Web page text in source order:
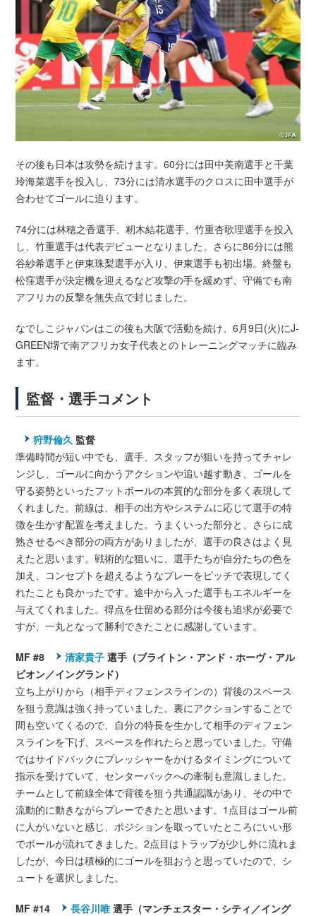
その後も日本は攻勢を続けます。60分には田中美南選手と千葉
玲海菜選手を投入し、73分には清水選手のクロスに田中選手が
合わせてゴールに迫ります。
74分には林穂之香選手、籾木結花選手、竹重杏歌理選手を投入
し、竹重選手は代表デビューとなりました。さらに86分には熊
谷紗希選手と伊東珠梨選手が入り、伊東選手も初出場。終盤も
松窪選手が決定機を迎えるなど攻撃の手を緩めず、守備でも南
アフリカの反撃を無失点で封じました。
なでしこジャパンはこの後も大阪で活動を続け、6月9日(火)にJ-
GREEN堺で南アフリカ女子代表とのトレーニングマッチに臨み
ます。
監督・選手コメント
狩野倫久 監督
準備時間が短い中でも、選手、スタッフが狙いを持ってチャレ
ンジし、ゴールに向かうアクションや追い越す動き、ゴールを
守る姿勢といったフットボールの本質的な部分を多く表現して
くれました。前線は、相手の出方やシステムに応じて選手の特
徴を生かす配置を考えました。うまくいった部分と、さらに成
熟させるべき部分の両方がありましたが、選手の良さはよく見
えたと思います。戦術的な狙いに、選手たちが自分たちの色を
加え、コンセプトを超えるようなプレーをピッチで表現してく
れたことも良かったです。途中から入った選手もエネルギーを
与えてくれました。得点を仕留める部分は今後も追求が必要で
すが、一丸となって勝利できたことに感謝しています。
MF #8 清家貴子 選手（ブライトン・アンド・ホーヴ・アル
ビオン／イングランド）
立ち上がりから（相手ディフェンスラインの）背後のスペース
を狙う意識は強く持っていました。裏にアクションすることで
間も空いてくるので、自分の特長を生かして相手のディフェン
スラインを下げ、スペースを作れたらと思っていました。守備
ではサイドバックにプレッシャーをかけるタイミングについて
指示を受けていて、センターバックへの牽制も意識しました。
チームとして前線全体で背後を狙う共通認識があり、その中で
流動的に動きながらプレーできたと思います。1点目はゴール前
に人がいないと感じ、ポジションを取っていたところにいい形
でボールが流れてきました。2点目はトラップが少し外に流れま
したが、今日は積極的にゴールを狙おうと思っていたので、シ
ュートを選択しました。
MF #14 長谷川唯 選手（マンチェスター・シティ／イング